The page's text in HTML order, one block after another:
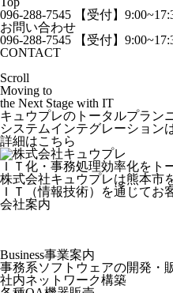
096-288-7545
【受付】
お問い合わせ
096-288-7545
【受付】
CONTACT
Scroll
Moving to
the Next Stage with IT
キュウプレのトータルプラン
システムインテグレーション
詳細はこちら
ＩＴ化・事務処理効率化をト
株式会社キュウプレは熊本市
ＩＴ（情報技術）を通じて
会社案内
Business事業案内
事務系ソフトウェアの開発・
社内ネットワーク構築